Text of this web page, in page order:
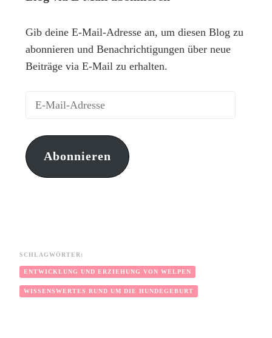
Gib deine E-Mail-Adresse an, um diesen Blog zu
abonnieren und Benachrichtigungen über neue
Beiträge via E-Mail zu erhalten.
Abonnieren
SCHLAGWÖRTER:
ENTWICKLUNG UND ERZIEHUNG VON WELPEN
WISSENSWERTES RUND UM DIE HUNDEGEBURT